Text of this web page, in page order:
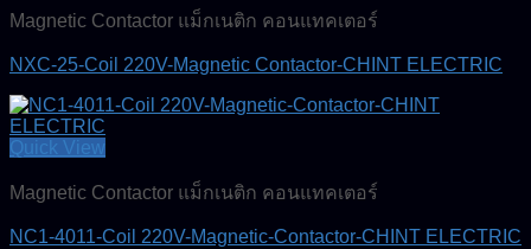
Magnetic Contactor แม็กเนติก คอนแทคเตอร์
NXC-25-Coil 220V-Magnetic Contactor-CHINT ELECTRIC
Quick View
Magnetic Contactor แม็กเนติก คอนแทคเตอร์
NC1-4011-Coil 220V-Magnetic-Contactor-CHINT ELECTRIC